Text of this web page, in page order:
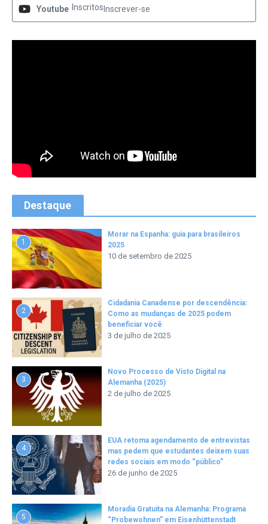
Youtube Inscritos Inscrever-se
Destaque
1
Morar na Espanha: guia para brasileiros
2025
10 de setembro de 2025
2
Cidadania Canadense por descendência:
Como as mudanças de 2025 podem
beneficiar você
3 de julho de 2025
3
Novo Processo de Visto Digital na
Alemanha (2025)
2 de julho de 2025
4
EUA retoma agendamento de entrevistas
mas pedem que estudantes deixem suas
redes sociais em modo “público”
26 de junho de 2025
5
Moradia Gratuita na Alemanha: Programa
“Probewohnen” em Eisenhüttenstadt